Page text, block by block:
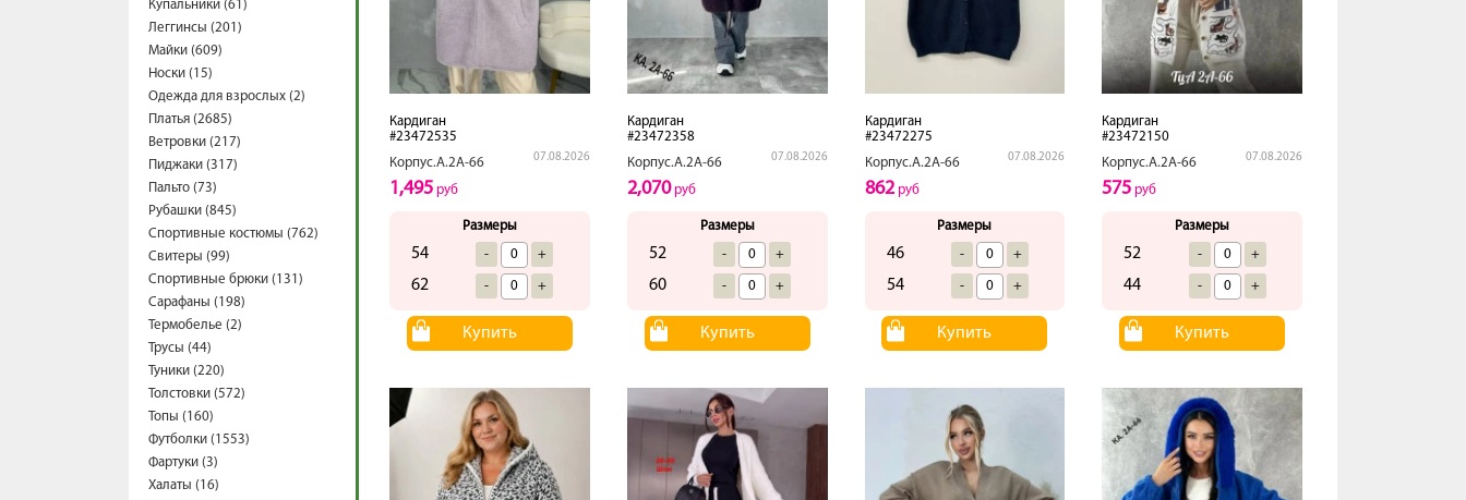
Купальники (61)
Леггинсы (201)
Майки (609)
Носки (15)
Одежда для взрослых (2)
Платья (2685)
Ветровки (217)
Пиджаки (317)
Пальто (73)
Рубашки (845)
Спортивные костюмы (762)
Свитеры (99)
Спортивные брюки (131)
Сарафаны (198)
Термобелье (2)
Трусы (44)
Туники (220)
Толстовки (572)
Топы (160)
Футболки (1553)
Фартуки (3)
Халаты (16)
Кардиган
#23472535
Корпус.А.2А-66
07.08.2026
1,495 руб
Размеры
54 - +
62 - +
Купить
Кардиган
#23472358
Корпус.А.2А-66
07.08.2026
2,070руб
Размеры
52 - +
60 - +
Купить
Кардиган
#23472275
Корпус.А.2А-66
07.08.2026
862руб
Размеры
46 - +
54 - +
Купить
Кардиган
#23472150
Корпус.А.2А-66
07.08.2026
575 руб
Размеры
52 - +
44 - +
Купить